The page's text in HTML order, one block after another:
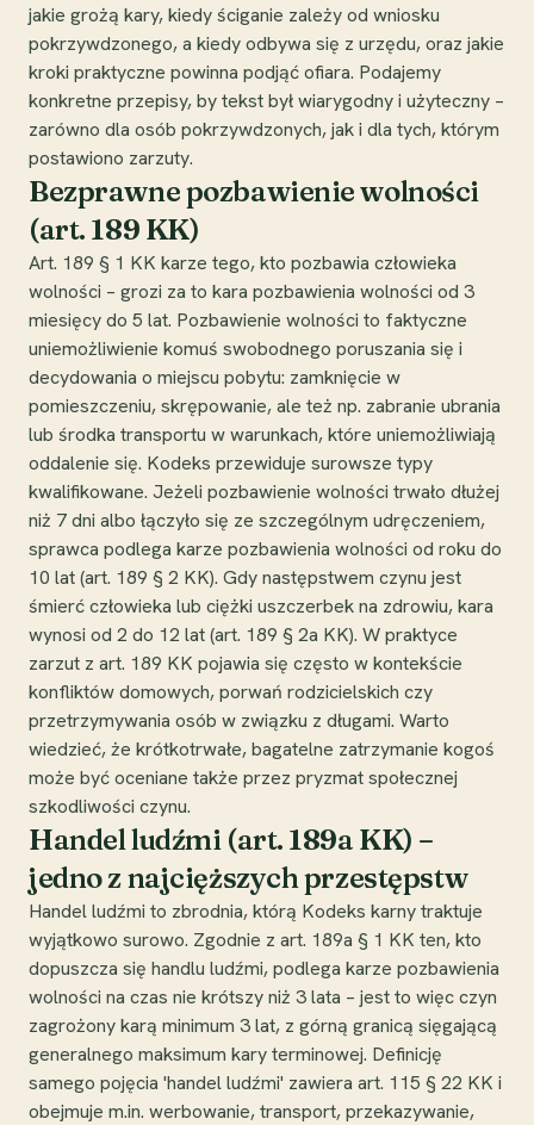
jakie grożą kary, kiedy ściganie zależy od wniosku
pokrzywdzonego, a kiedy odbywa się z urzędu, oraz jakie
kroki praktyczne powinna podjąć ofiara. Podajemy
konkretne przepisy, by tekst był wiarygodny i użyteczny –
zarówno dla osób pokrzywdzonych, jak i dla tych, którym
postawiono zarzuty.
Bezprawne pozbawienie wolności
(art. 189 KK)
Art. 189 § 1 KK karze tego, kto pozbawia człowieka
wolności – grozi za to kara pozbawienia wolności od 3
miesięcy do 5 lat. Pozbawienie wolności to faktyczne
uniemożliwienie komuś swobodnego poruszania się i
decydowania o miejscu pobytu: zamknięcie w
pomieszczeniu, skrępowanie, ale też np. zabranie ubrania
lub środka transportu w warunkach, które uniemożliwiają
oddalenie się. Kodeks przewiduje surowsze typy
kwalifikowane. Jeżeli pozbawienie wolności trwało dłużej
niż 7 dni albo łączyło się ze szczególnym udręczeniem,
sprawca podlega karze pozbawienia wolności od roku do
10 lat (art. 189 § 2 KK). Gdy następstwem czynu jest
śmierć człowieka lub ciężki uszczerbek na zdrowiu, kara
wynosi od 2 do 12 lat (art. 189 § 2a KK). W praktyce
zarzut z art. 189 KK pojawia się często w kontekście
konfliktów domowych, porwań rodzicielskich czy
przetrzymywania osób w związku z długami. Warto
wiedzieć, że krótkotrwałe, bagatelne zatrzymanie kogoś
może być oceniane także przez pryzmat społecznej
szkodliwości czynu.
Handel ludźmi (art. 189a KK) –
jedno z najcięższych przestępstw
Handel ludźmi to zbrodnia, którą Kodeks karny traktuje
wyjątkowo surowo. Zgodnie z art. 189a § 1 KK ten, kto
dopuszcza się handlu ludźmi, podlega karze pozbawienia
wolności na czas nie krótszy niż 3 lata – jest to więc czyn
zagrożony karą minimum 3 lat, z górną granicą sięgającą
generalnego maksimum kary terminowej. Definicję
samego pojęcia 'handel ludźmi' zawiera art. 115 § 22 KK i
obejmuje m.in. werbowanie, transport, przekazywanie,